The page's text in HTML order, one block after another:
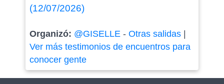
(12/07/2026)
Organizó: @GISELLE- Otras salidas|
Ver más testimonios de encuentros para
conocer gente